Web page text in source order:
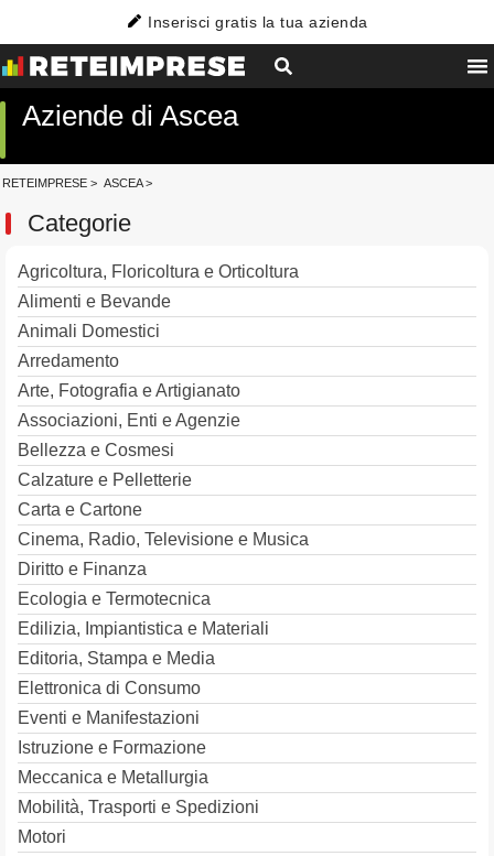
Inserisci gratis la tua azienda
Aziende di Ascea
RETEIMPRESE > ASCEA>
Categorie
Agricoltura, Floricoltura e Orticoltura
Alimenti e Bevande
Animali Domestici
Arredamento
Arte, Fotografia e Artigianato
Associazioni, Enti e Agenzie
Bellezza e Cosmesi
Calzature e Pelletterie
Carta e Cartone
Cinema, Radio, Televisione e Musica
Diritto e Finanza
Ecologia e Termotecnica
Edilizia, Impiantistica e Materiali
Editoria, Stampa e Media
Elettronica di Consumo
Eventi e Manifestazioni
Istruzione e Formazione
Meccanica e Metallurgia
Mobilità, Trasporti e Spedizioni
Motori